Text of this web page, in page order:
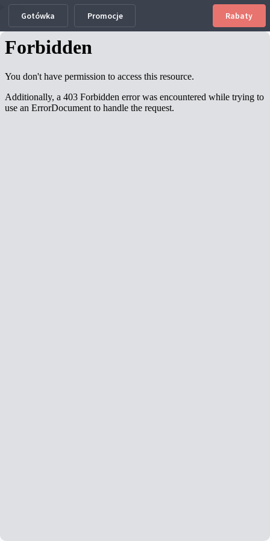
Gotówka Promocje Rabaty
Info